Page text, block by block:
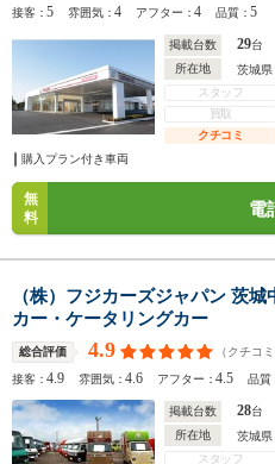
接客：5 雰囲気：4 アフター：4 品質：5
掲載台数 29台
所在地
茨城県
スタッフ
買取
クチコミ
購入プラン付き車両
無
料
電
（株）フジカーズジャパン 茨
カー・ケータリングカー
総合評価 4.9 （クチコ
接客：4.9 雰囲気：4.6 アフター：4.5 品質
掲載台数 28台
所在地
茨城県
スタッフ